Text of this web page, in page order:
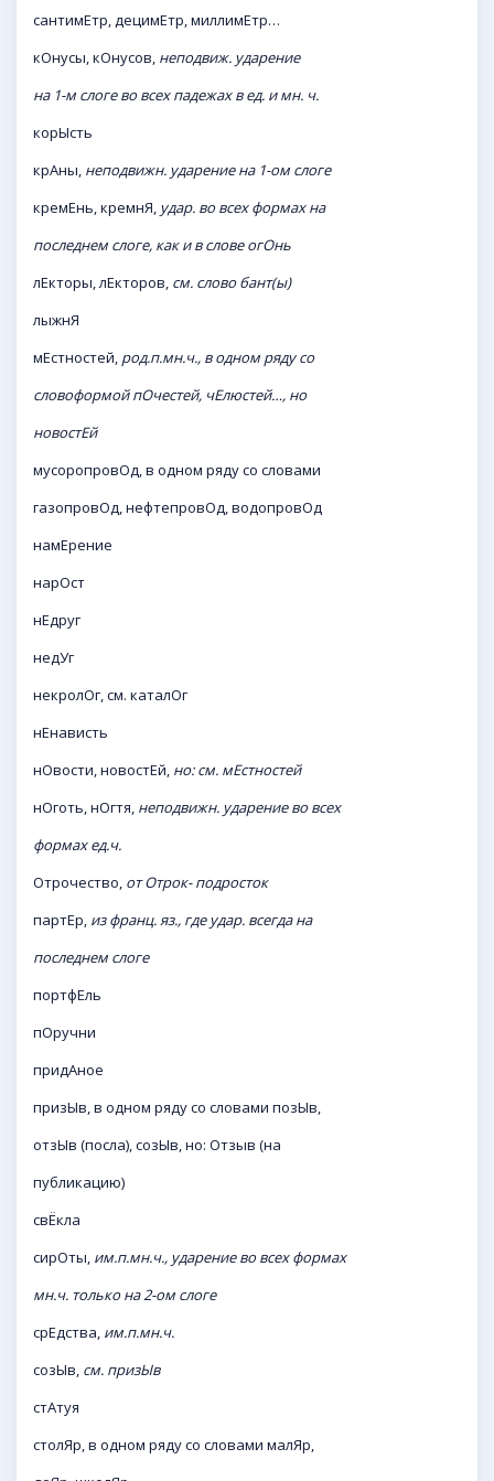
сантимЕтр, децимЕтр, миллимЕтр…
кОнусы, кОнусов, неподвиж. ударение
на 1-м слоге во всех падежах в ед. и мн. ч.
корЫсть
крАны, неподвижн. ударение на 1-ом слоге
кремЕнь, кремнЯ, удар. во всех формах на
последнем слоге, как и в слове огОнь
лЕкторы, лЕкторов, см. слово бант(ы)
лыжнЯ
мЕстностей, род.п.мн.ч., в одном ряду со
словоформой пОчестей, чЕлюстей…, но
новостЕй
мусоропровОд, в одном ряду со словами
газопровОд, нефтепровОд, водопровОд
намЕрение
нарОст
нЕдруг
недУг
некролОг, см. каталОг
нЕнависть
нОвости, новостЕй, но: см. мЕстностей
нОготь, нОгтя, неподвижн. ударение во всех
формах ед.ч.
Отрочество, от Отрок- подросток
партЕр, из франц. яз., где удар. всегда на
последнем слоге
портфЕль
пОручни
придАное
призЫв, в одном ряду со словами позЫв,
отзЫв (посла), созЫв, но: Отзыв (на
публикацию)
свЁкла
сирОты, им.п.мн.ч., ударение во всех формах
мн.ч. только на 2-ом слоге
срЕдства, им.п.мн.ч.
созЫв, см. призЫв
стАтуя
столЯр, в одном ряду со словами малЯр,